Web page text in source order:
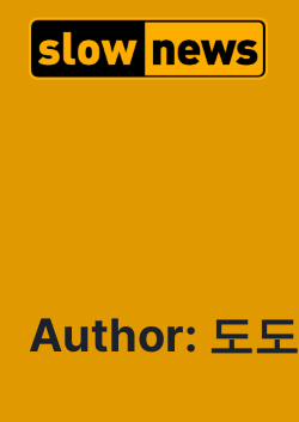
Author: 도도